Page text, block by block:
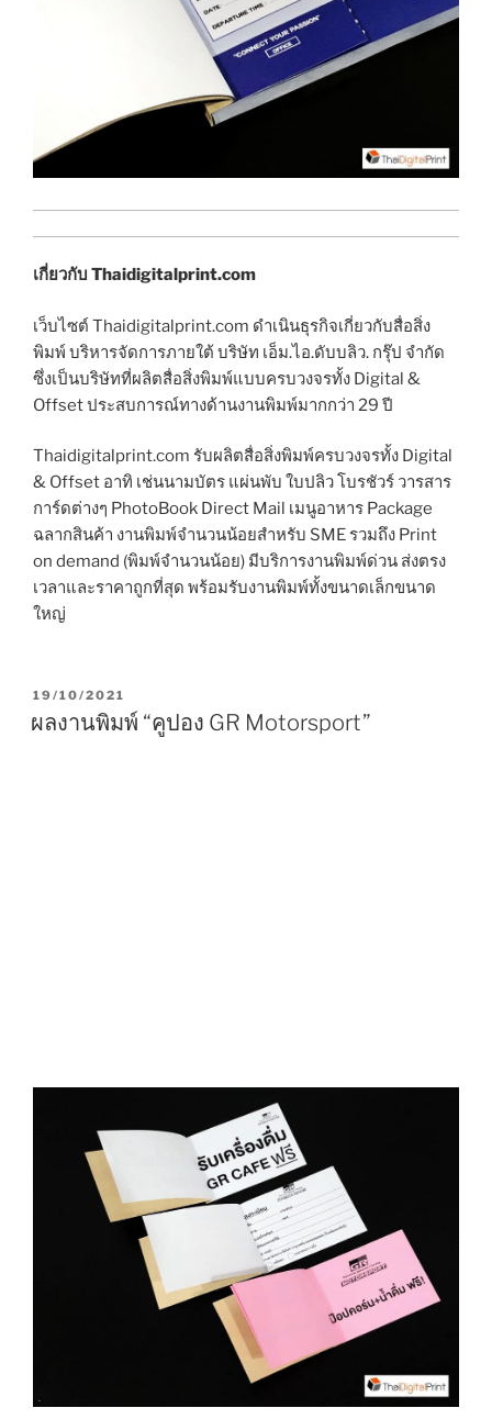
เกี่ยวกับ Thaidigitalprint.com
เว็บไซต์ Thaidigitalprint.com ดำเนินธุรกิจเกี่ยวกับสื่อสิ่ง
พิมพ์ บริหารจัดการภายใต้ บริษัท เอ็ม.ไอ.ดับบลิว. กรุ๊ป จำกัด
ซึ่งเป็นบริษัทที่ผลิตสื่อสิ่งพิมพ์แบบครบวงจรทั้ง Digital &
Offset ประสบการณ์ทางด้านงานพิมพ์มากกว่า 29 ปี
Thaidigitalprint.com รับผลิตสื่อสิ่งพิมพ์ครบวงจรทั้ง Digital
& Offset อาทิ เช่นนามบัตร แผ่นพับ ใบปลิว โบรชัวร์ วารสาร
การ์ดต่างๆ PhotoBook Direct Mail เมนูอาหาร Package
ฉลากสินค้า งานพิมพ์จำนวนน้อยสำหรับ SME รวมถึง Print
on demand (พิมพ์จำนวนน้อย) มีบริการงานพิมพ์ด่วน ส่งตรง
เวลาและราคาถูกที่สุด พร้อมรับงานพิมพ์ทั้งขนาดเล็กขนาด
ใหญ่
P
S
19/10/2021
ผลงานพิมพ์ “คูปอง GR Motorsport”